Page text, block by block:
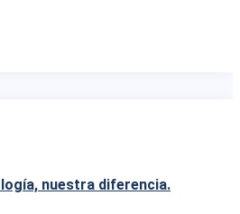
nuestra diferencia.